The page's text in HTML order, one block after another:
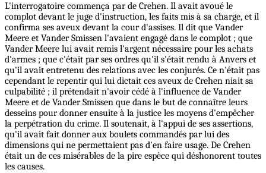
L'interrogatoire commença par de Crehen. Il avait avoué le
complot devant le juge d'instruction, les faits mis à sa charge, et il
confirma ses aveux devant la cour d'assises. Il dit que Vander
Meere et Vander Smissen l'avaient engagé dans le complot ; que
Vander Meere lui avait remis l'argent nécessaire pour les achats
d'armes ; que c'était par ses ordres qu'il s'était rendu à Anvers et
qu'il avait entretenu des relations avec les conjurés. Ce n'était pas
cependant le repentir qui lui dictait ces aveux de Crehen niait sa
culpabilité ; il prétendait n'avoir cédé à l'influence de Vander
Meere et de Vander Smissen que dans le but de connaître leurs
desseins pour donner ensuite à la justice les moyens d'empêcher
la perpétration du crime. Il soutenait, à l'appui de ses assertions,
qu'il avait fait donner aux boulets commandés par lui des
dimensions qui ne permettaient pas d'en faire usage. De Crehen
était un de ces misérables de la pire espèce qui déshonorent toutes
les causes.